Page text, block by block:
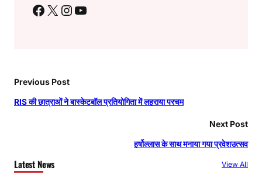
Facebook X Instagram YouTube
Previous Post
RIS की छात्राओं ने बास्केटबॉल प्रतियोगिता में लहराया परचम
Next Post
हर्षोल्लास के साथ मनाया गया प्रवेशउत्सव
Latest News View All